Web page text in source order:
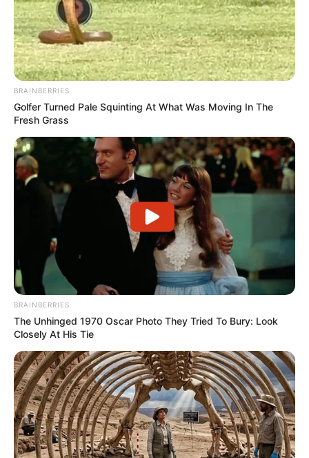
BRAINBERRIES
Golfer Turned Pale Squinting At What Was Moving In The
Fresh Grass
BRAINBERRIES
The Unhinged 1970 Oscar Photo They Tried To Bury: Look
Closely At His Tie